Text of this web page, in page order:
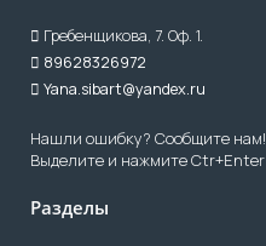
Гребенщикова, 7. Оф. 1.
89628326972
Yana.sibart@yandex.ru
Нашли ошибку? Сообщите нам!
Выделите и нажмите Ctr+Enter
Разделы